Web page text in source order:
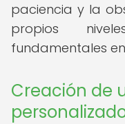
paciencia y la
propios
fundamentales
Creación de